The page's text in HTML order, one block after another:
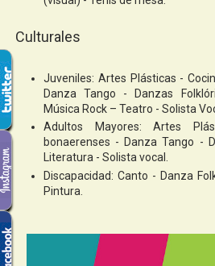
Culturales
Juveniles: Artes Plásticas -
Danza Tango - Danzas
Música Rock – Teatro - Solista
Adultos Mayores: Artes
bonaerenses - Danza Tango -
Literatura - Solista vocal.
Discapacidad: Canto - Danza
Pintura.